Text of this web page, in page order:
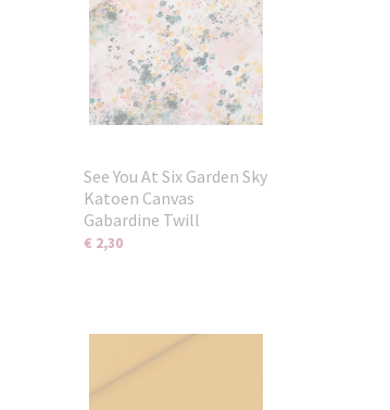
See You At Six Garden Sky
Katoen Canvas
Gabardine Twill
€ 2,30